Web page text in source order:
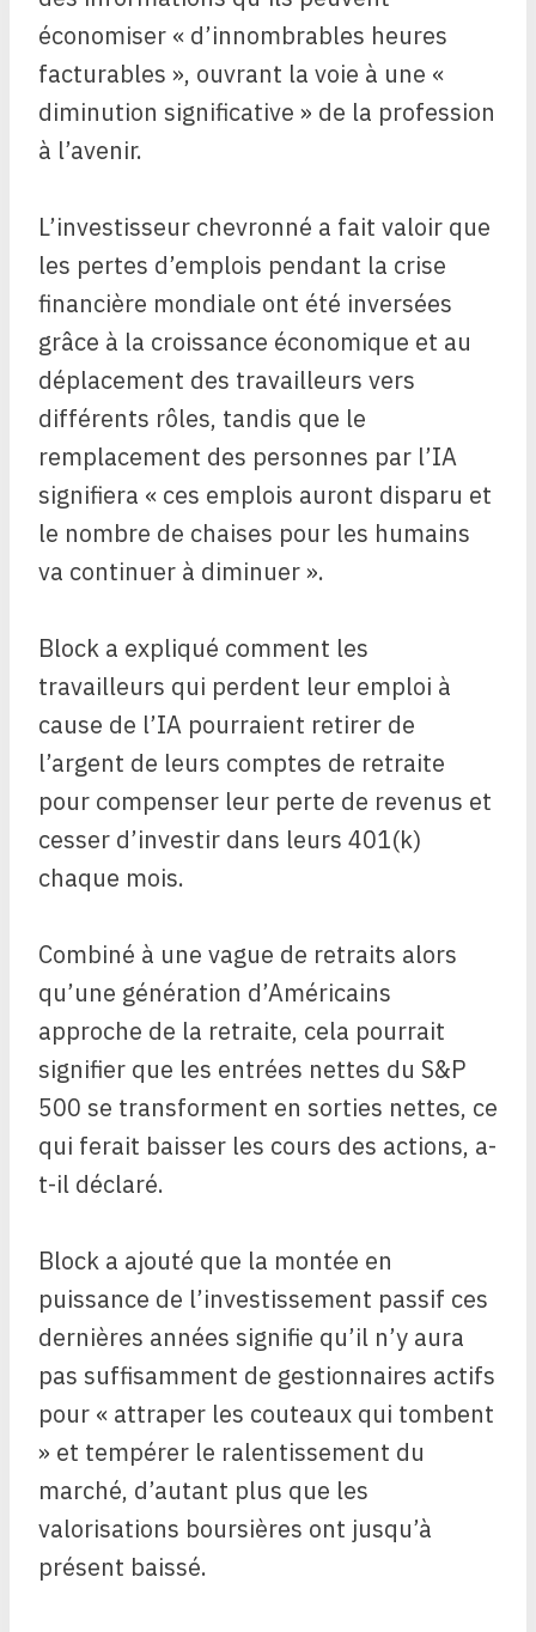
économiser « d’innombrables heures
facturables », ouvrant la voie à une «
diminution significative » de la profession
à l’avenir.
L’investisseur chevronné a fait valoir que
les pertes d’emplois pendant la crise
financière mondiale ont été inversées
grâce à la croissance économique et au
déplacement des travailleurs vers
différents rôles, tandis que le
remplacement des personnes par l’IA
signifiera « ces emplois auront disparu et
le nombre de chaises pour les humains
va continuer à diminuer ».
Block a expliqué comment les
travailleurs qui perdent leur emploi à
cause de l’IA pourraient retirer de
l’argent de leurs comptes de retraite
pour compenser leur perte de revenus et
cesser d’investir dans leurs 401(k)
chaque mois.
Combiné à une vague de retraits alors
qu’une génération d’Américains
approche de la retraite, cela pourrait
signifier que les entrées nettes du S&P
500 se transforment en sorties nettes, ce
qui ferait baisser les cours des actions, a-
t-il déclaré.
Block a ajouté que la montée en
puissance de l’investissement passif ces
dernières années signifie qu’il n’y aura
pas suffisamment de gestionnaires actifs
pour « attraper les couteaux qui tombent
» et tempérer le ralentissement du
marché, d’autant plus que les
valorisations boursières ont jusqu’à
présent baissé.